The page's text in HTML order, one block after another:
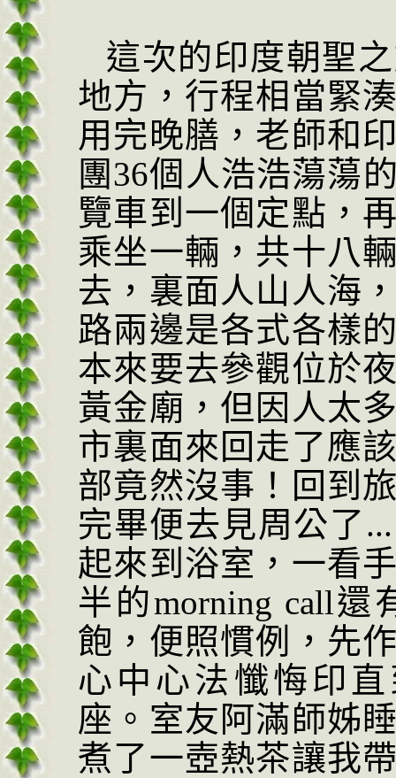
這次的印度朝聖
地方，行程相當緊
用完晚膳，老師和
團36個人浩浩蕩蕩
覽車到一個定點，
乘坐一輛，共十八
去，裏面人山人海
路兩邊是各式各樣
本來要去參觀位於
黃金廟，但因人太
市裏面來回走了應
部竟然沒事！回到
完畢便去見周公了...
起來到浴室，一看
半的morning call還
飽，便照慣例，先
心中心法懺悔印
座。室友阿滿師姊
煮了一壺熱茶讓我